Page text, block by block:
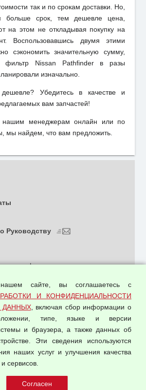
так и по срокам доставки. Но,
больше срок, тем дешевле цена,
на этом не откладывая покупку на
Воспользовавшись двумя этими
сэкономить значительную сумму,
фильтр Nissan Pathfinder в разы
изначально.
Убедитесь в качестве и
вам запчастей!
нашим менеджерам онлайн или по
мы найдем, что вам предложить.
и конфиденциальности
персональных данных
продажи
Руководству
сайте, вы соглашаетесь с
И КОНФИДЕНЦИАЛЬНОСТИ
ДАННЫХ, включая сбор информации о
типе, языке и версии
и браузера, а также данных об
Эти сведения используются
наших услуг и улучшения качества
сервисов.